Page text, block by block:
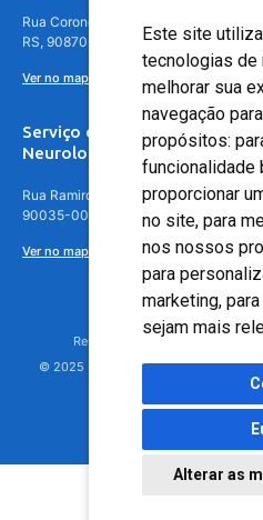
Este site
tecnologias de
melhorar sua
navegação
propósitos:
funcionalidade
proporcionar
no site, para
nos nossos
para
marketing,
sejam mais
Alterar as
Rua Coronel Aparício Borges, 250 - 3º
RS, 90870-016
Ver no mapa
Serviço de
Neurologia
Rua Ramiro Barcelos, 630 – 5º andar
90035-001
Ver no mapa
Responsável Técnico: Dr. Luiz
© 2025 - Hospital Moinhos de Vento -